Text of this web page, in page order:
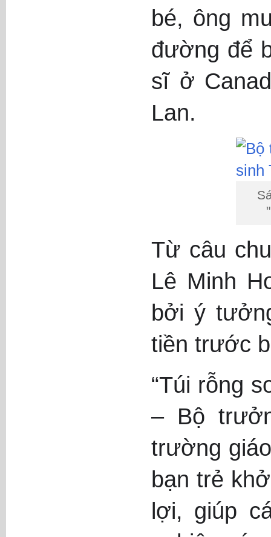
bé, ông
đường để
sĩ ở
Lan.
Từ câu
Lê Minh
bởi ý
tiền trước
“Túi rỗng
– Bộ
trường
bạn trẻ
lợi, giúp